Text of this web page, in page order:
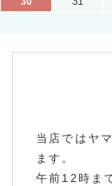
当店ではヤ
ます。
午前12時ま